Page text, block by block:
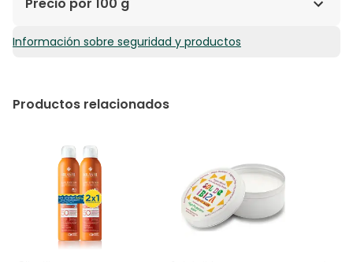
56,00€ / 100 g
Información sobre seguridad y productos
Productos relacionados